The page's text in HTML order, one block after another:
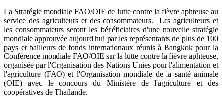
La Stratégie mondiale FAO/OIE de lutte contre la fièvre aphteuse au
service des agriculteurs et des consommateurs. Les agriculteurs et
les consommateurs seront les bénéficiaires d'une nouvelle stratégie
mondiale approuvée aujourd'hui par les représentants de plus de 100
pays et bailleurs de fonds internationaux réunis à Bangkok pour la
Conférence mondiale FAO/OIE sur la lutte contre la fièvre aphteuse,
organisée par l'Organisation des Nations Unies pour l'alimentation et
l'agriculture (FAO) et l'Organisation mondiale de la santé animale
(OIE) avec le concours du Ministère de l'agriculture et des
coopératives de Thaïlande.